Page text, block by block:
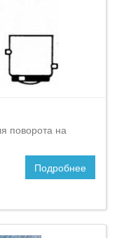
поворота на
Подробнее